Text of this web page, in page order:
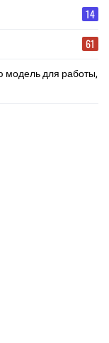
14
61
модель для работы,